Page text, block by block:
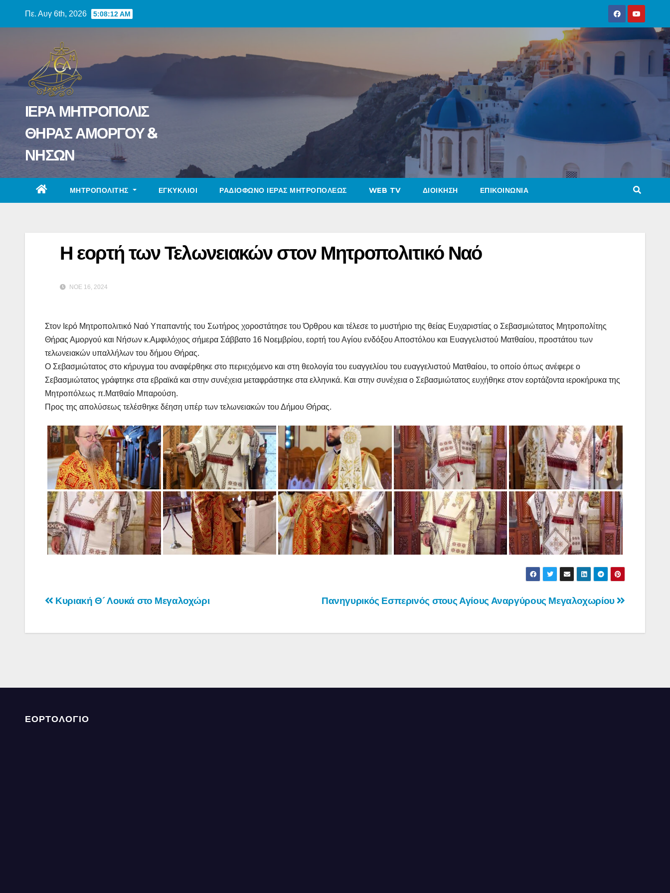
Πε. Αυγ 6th, 2026 5:08:12 AM
ΙΕΡΑ ΜΗΤΡΟΠΟΛΙΣ
ΘΗΡΑΣ ΑΜΟΡΓΟΥ &
ΝΗΣΩΝ
ΜΗΤΡΟΠΟΛΙΤΗΣ ΕΓΚΥΚΛΙΟΙ ΡΑΔΙΟΦΩΝΟ ΙΕΡΑΣ ΜΗΤΡΟΠΟΛΕΩΣ WEB TV ΔΙΟΙΚΗΣΗ ΕΠΙΚΟΙΝΩΝΙΑ
Η εορτή των Τελωνειακών στον Μητροπολιτικό Ναό
ΝΟΈ 16, 2024
Στον Ιερό Μητροπολιτικό Ναό Υπαπαντής του Σωτήρος χοροστάτησε του Όρθρου και τέλεσε το μυστήριο της θείας Ευχαριστίας ο Σεβασμιώτατος Μητροπολίτης
Θήρας Αμοργού και Νήσων κ.Αμφιλόχιος σήμερα Σάββατο 16 Νοεμβρίου, εορτή του Αγίου ενδόξου Αποστόλου και Ευαγγελιστού Ματθαίου, προστάτου των
τελωνειακών υπαλλήλων του δήμου Θήρας.
Ο Σεβασμιώτατος στο κήρυγμα του αναφέρθηκε στο περιεχόμενο και στη θεολογία του ευαγγελίου του ευαγγελιστού Ματθαίου, το οποίο όπως ανέφερε ο
Σεβασμιώτατος γράφτηκε στα εβραϊκά και στην συνέχεια μεταφράστηκε στα ελληνικά. Και στην συνέχεια ο Σεβασμιώτατος ευχήθηκε στον εορτάζοντα ιεροκήρυκα της
Μητροπόλεως π.Ματθαίο Μπαρούση.
Προς της απολύσεως τελέσθηκε δέηση υπέρ των τελωνειακών του Δήμου Θήρας.
Πλοήγηση
Πανηγυρικός Εσπερινός στους Αγίους Αναργύρους Μεγαλοχωρίου
Κυριακή Θ´ Λουκά στο Μεγαλοχώρι
ΕΟΡΤΟΛΟΓΙΟ